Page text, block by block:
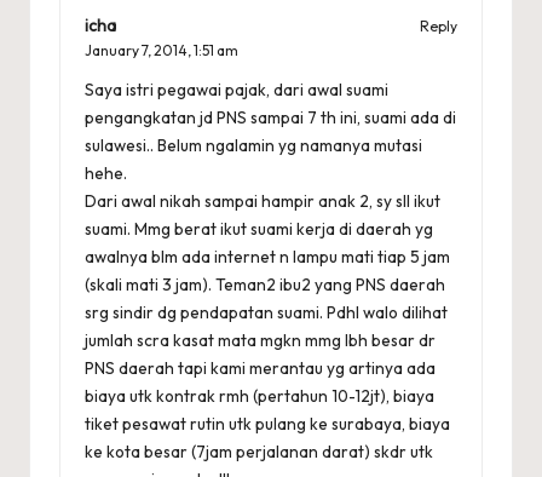
icha
Reply
January 7, 2014,1:51 am
Saya istri pegawai pajak, dari awal suami
pengangkatan jd PNS sampai 7 th ini, suami ada di
sulawesi.. Belum ngalamin yg namanya mutasi
hehe.
Dari awal nikah sampai hampir anak 2, sy sll ikut
suami. Mmg berat ikut suami kerja di daerah yg
awalnya blm ada internet n lampu mati tiap 5 jam
(skali mati 3 jam). Teman2 ibu2 yang PNS daerah
srg sindir dg pendapatan suami. Pdhl walo dilihat
jumlah scra kasat mata mgkn mmg lbh besar dr
PNS daerah tapi kami merantau yg artinya ada
biaya utk kontrak rmh (pertahun 10-12jt), biaya
tiket pesawat rutin utk pulang ke surabaya, biaya
ke kota besar (7jam perjalanan darat) skdr utk